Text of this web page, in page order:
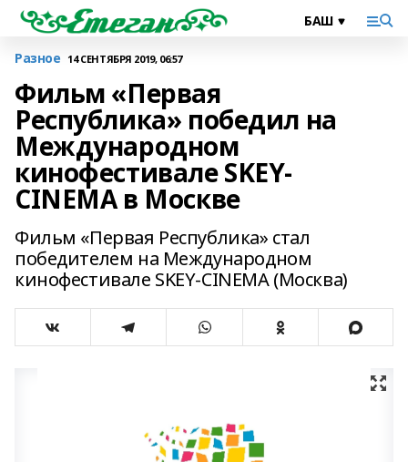
Разное 14 СЕНТЯБРЯ 2019, 06:57
Фильм «Первая
Республика» победил на
Международном
кинофестивале SKEY-
CINEMA в Москве
Фильм «Первая Республика» стал
победителем на Международном
кинофестивале SKEY-CINEMA (Москва)